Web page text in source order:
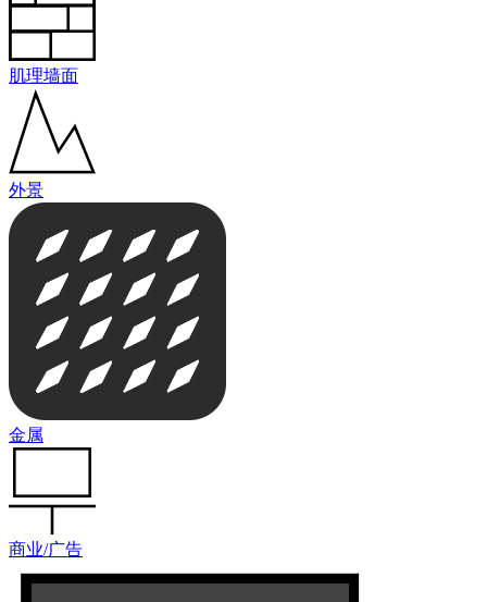
肌理墙面
外景
金属
商业/广告